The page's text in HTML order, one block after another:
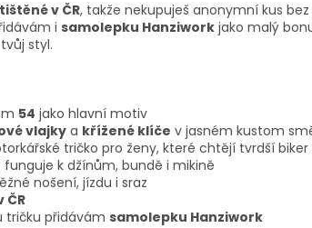
v ČR, takže nekupuješ anonymní kus bez
i samolepku Hanziwork jako malý
styl.
54 jako hlavní motiv
vlajky a křížené klíče v jasném kustom
tričko pro ženy, které chtějí tvrdší
funguje k džínům, bundě i mikině
nošení, jízdu i sraz
ČR
tričku přidávám samolepku Hanziwork